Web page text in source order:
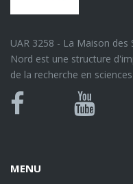
UAR 3258 - La Maison des
Nord est une structure
de la recherche en
Bluesky
Canal
MENU